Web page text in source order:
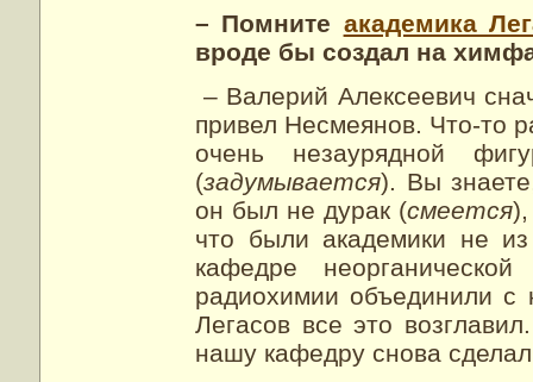
– Помните академика
вроде бы создал на
– Валерий Алексеевич
привел Несмеянов. Что-то
очень незаурядной
(задумывается). Вы
он был не дурак (смеется
что были академики не
кафедре
радиохимии объединили с
Легасов все это
нашу кафедру снова